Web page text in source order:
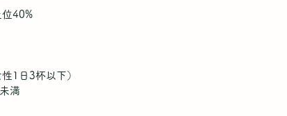
40%
1日3杯以下）
満